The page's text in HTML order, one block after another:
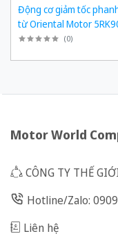
Động cơ giảm tốc
từ Oriental Motor
SW2ML + 5GE120KF
(0)
Motor World
CÔNG TY THẾ
Hotline/Zalo:
Liên hệ